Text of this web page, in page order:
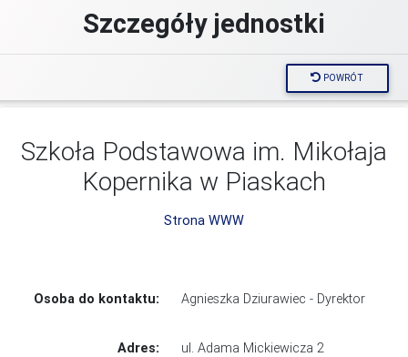
Szczegóły jednostki
POWRÓT
Szkoła Podstawowa im. Mikołaja
Kopernika w Piaskach
Strona WWW
Osoba do kontaktu: Agnieszka Dziurawiec - Dyrektor
Adres:
ul. Adama Mickiewicza 2